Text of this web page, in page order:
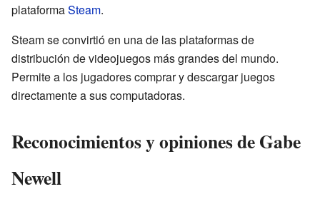
plataformaSteam.
Steam se convirtió en una de las plataformas de
distribución de videojuegos más grandes del mundo.
Permite a los jugadores comprar y descargar juegos
directamente a sus computadoras.
Reconocimientos y opiniones de Gabe
Newell